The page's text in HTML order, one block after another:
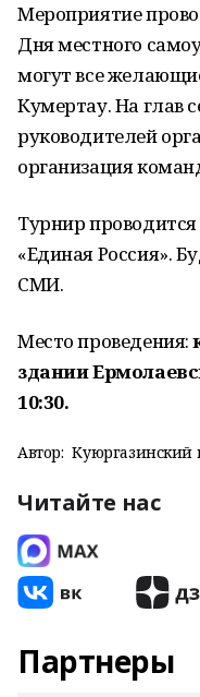
Мероприятие
Дня местного
могут все
Кумертау. На глав
руководителей
организация
Турнир
«Единая Россия».
СМИ.
Место проведения:
здании
10:30.
Автор:
Читайте нас
Партнеры